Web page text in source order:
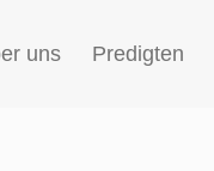
uns Predigten